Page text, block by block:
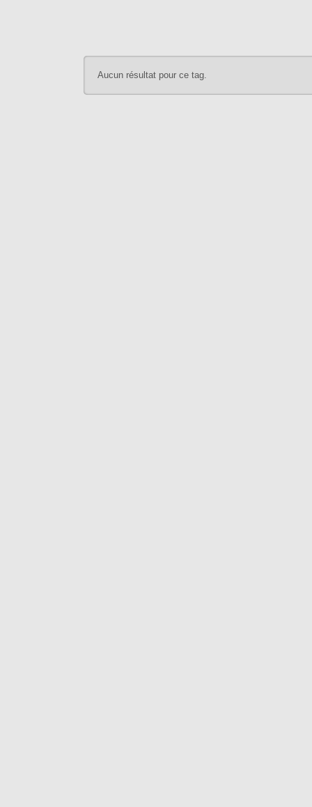
Aucun résultat pour ce tag.